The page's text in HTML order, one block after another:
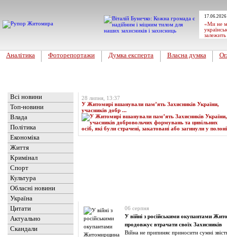
«Ми не
Аналітика Фоторепортажи Думка експерта Власна думка
Всі новини
Топ-новини
Влада
Політика
Економіка
Життя
Кримінал
Спорт
Культура
Обласні новини
Україна
Цитати
Актуально
Скандали
28 липня, 13:37
У Житомирі вшанували пам’ять Захисників України,
учасників добр ...
06 серпня
У війні з російськими окупантами
продовжує втрачати своїх Захисників
Війна не припиняє приносити сумні